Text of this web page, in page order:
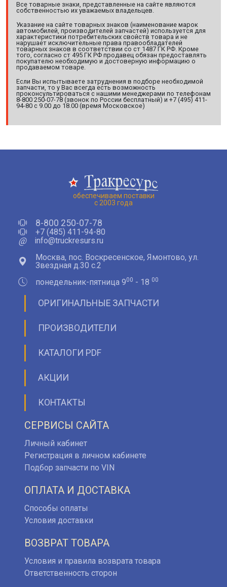
Все товарные знаки, представленные на сайте являются
собственностью их уважаемых владельцев.
Указание на сайте товарных знаков (наименование марок
автомобилей, производителей запчастей) используется для
характеристики потребительских свойств товара и не
нарушает исключительные права правообладателей
товарных знаков в соответствии со ст 1487 ГК РФ. Кроме
того, согласно ст 495 ГК РФ продавец обязан предоставлять
покупателю необходимую и достоверную информацию о
продаваемом товаре.
Если Вы испытываете затруднения в подборе необходимой
запчасти, то у Вас всегда есть возможность
проконсультироваться с нашими менеджерами по телефонам
8-800 250-07-78 (звонок по России бесплатный) и +7 (495) 411-
94-80 с 9.00 до 18.00 (время Московское)
обеспечиваем поставки
с 2003 года
8-800 250-07-78
+7 (485) 411-94-80
@
info@truckresurs.ru
Москва, пос. Воскресенское, Ямонтово, ул.
Звездная д.30 с.2
понедельник-пятница 900 - 18 00
ОРИГИНАЛЬНЫЕ ЗАПЧАСТИ
ПРОИЗВОДИТЕЛИ
КАТАЛОГИ PDF
АКЦИИ
КОНТАКТЫ
СЕРВИСЫ САЙТА
Личный кабинет
Регистрация в личном кабинете
Подбор запчасти по VIN
ОПЛАТА И ДОСТАВКА
Способы оплаты
Условия доставки
ВОЗВРАТ ТОВАРА
Условия и правила возврата товара
Ответственность сторон